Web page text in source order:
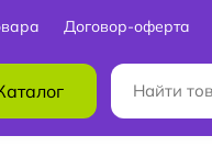
Договор-оферта